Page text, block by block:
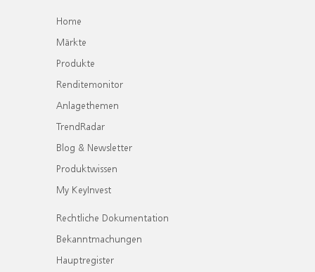
Home
Märkte
Produkte
Renditemonitor
Anlagethemen
TrendRadar
Blog & Newsletter
Produktwissen
My KeyInvest
Rechtliche Dokumentation
Bekanntmachungen
Hauptregister